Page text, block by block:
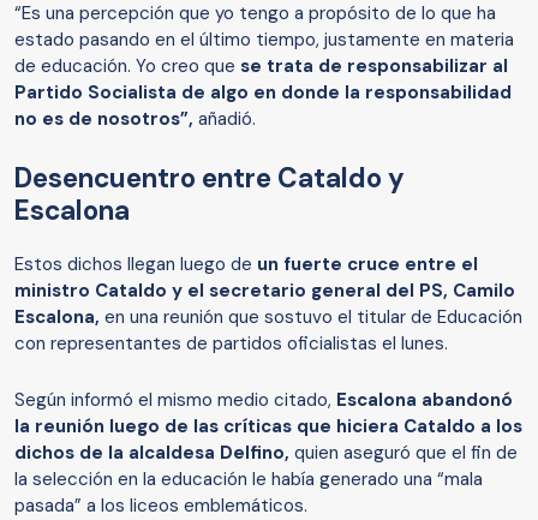
“Es una percepción que yo tengo a propósito de lo que ha
estado pasando en el último tiempo, justamente en materia
de educación. Yo creo que se trata de responsabilizar al
Partido Socialista de algo en donde la responsabilidad
no es de nosotros”, añadió.
Desencuentro entre Cataldo y
Escalona
Estos dichos llegan luego de un fuerte cruce entre el
ministro Cataldo y el secretario general del PS, Camilo
Escalona, en una reunión que sostuvo el titular de Educación
con representantes de partidos oficialistas el lunes.
Según informó el mismo medio citado, Escalona abandonó
la reunión luego de las críticas que hiciera Cataldo a los
dichos de la alcaldesa Delfino, quien aseguró que el fin de
la selección en la educación le había generado una “mala
pasada” a los liceos emblemáticos.